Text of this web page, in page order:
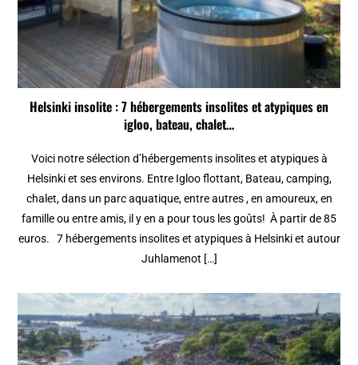
Helsinki insolite : 7 hébergements insolites et atypiques en
igloo, bateau, chalet…
Voici notre sélection d’hébergements insolites et atypiques à
Helsinki et ses environs. Entre Igloo flottant, Bateau, camping,
chalet, dans un parc aquatique, entre autres , en amoureux, en
famille ou entre amis, il y en a pour tous les goûts! À partir de 85
euros. 7 hébergements insolites et atypiques à Helsinki et autour
Juhlamenot […]